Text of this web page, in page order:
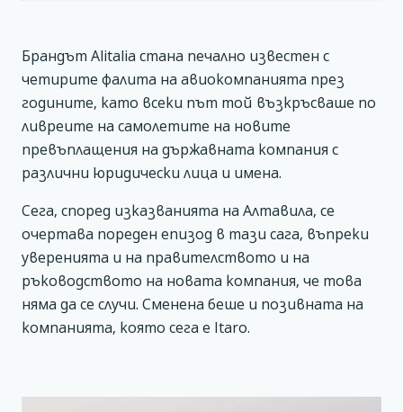
Брандът Alitalia стана печално известен с
четирите фалита на авиокомпанията през
годините, като всеки път той възкръсваше по
ливреите на самолетите на новите
превъплащения на държавната компания с
различни юридически лица и имена.
Сега, според изказванията на Алтавила, се
очертава пореден епизод в тази сага, въпреки
уверенията и на правителството и на
ръководството на новата компания, че това
няма да се случи. Сменена беше и позивната на
компанията, която сега е Itaro.